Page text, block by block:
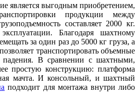
является выгодным приобретением,
продукции между
составляет 2000 кг.
Благодаря шахтному
за один раз до 5000 кг груза, а
транспортировать объемные
падения. В сравнении с шахтными,
простую конструкцию: платформа
мачта. И консольный, и шахтный
подходит для монтажа внутри либо